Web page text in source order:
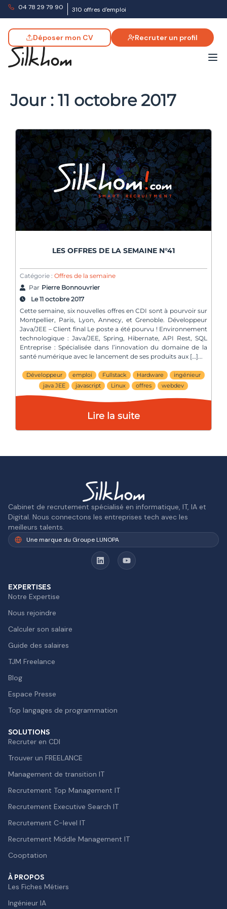
04 78 29 79 90 310 offres d'emploi
Déposer mon CV Recruter un profil
Jour : 11 octobre 2017
LES OFFRES DE LA SEMAINE N°41
Catégorie : Offres de la semaine
Par Pierre Bonnouvrier
Le 11 octobre 2017
Cette semaine, six nouvelles offres en CDI sont à pourvoir sur
Montpellier, Paris, Lyon, Annecy, et Grenoble. Développeur
Java/JEE – Client final Le poste a été pourvu ! Environnement
technologique : Java/JEE, Spring, Hibernate, API Rest, SQL
Entreprise : Spécialisée dans l’innovation du domaine de la
santé numérique avec le lancement de ses produits aux […]
Développeur emploi Fullstack Hardware
ingénieur
java JEE
javascript Linux offres webdev
Lire la suite
Cabinet de recrutement spécialisé en informatique, IT, IA et
Digital. Nous connectons les entreprises tech avec les
meilleurs talents.
Une marque du Groupe LUNOPA
EXPERTISES
Notre Expertise
Nous rejoindre
Calculer son salaire
Guide des salaires
TJM Freelance
Blog
Espace Presse
Top langages de programmation
SOLUTIONS
Recruter en CDI
Trouver un FREELANCE
Management de transition IT
Recrutement Top Management IT
Recrutement Executive Search IT
Recrutement C-level IT
Recrutement Middle Management IT
Cooptation
À PROPOS
Les Fiches Métiers
Ingénieur IA